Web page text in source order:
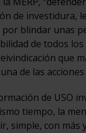
de investidura,
blindar unas
de todos
que
de las
de USO
tiempo, la
simple, con